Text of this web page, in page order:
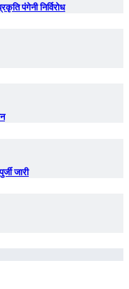
पंगेनी निर्विरोध
जारी